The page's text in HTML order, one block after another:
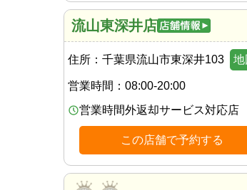
流山東深井店
住所： 千葉県流山市東深井103 地
営業時間： 08:00-20:00
営業時間外返却サービス対応店
この店舗で予約する